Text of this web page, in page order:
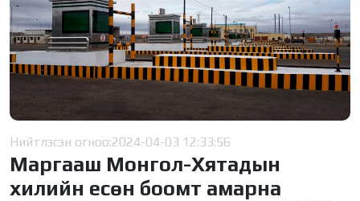
Нийтлэсэн огноо:2024-04-03 12:33:56
Маргааш Монгол-Хятадын
хилийн есөн боомт амарна